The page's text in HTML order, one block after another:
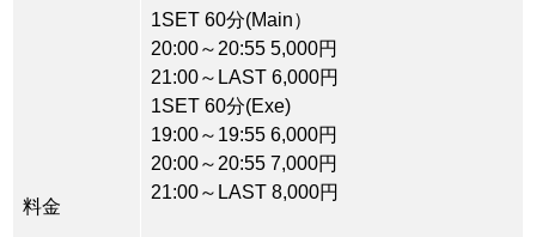
料金
1SET 60分(Main）
20:00～20:55 5,000円
21:00～LAST 6,000円
1SET 60分(Exe)
19:00～19:55 6,000円
20:00～20:55 7,000円
21:00～LAST 8,000円